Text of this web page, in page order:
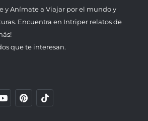
y Anímate a Viajar por el mundo y
Encuentra en Intriper relatos de
que te interesan.